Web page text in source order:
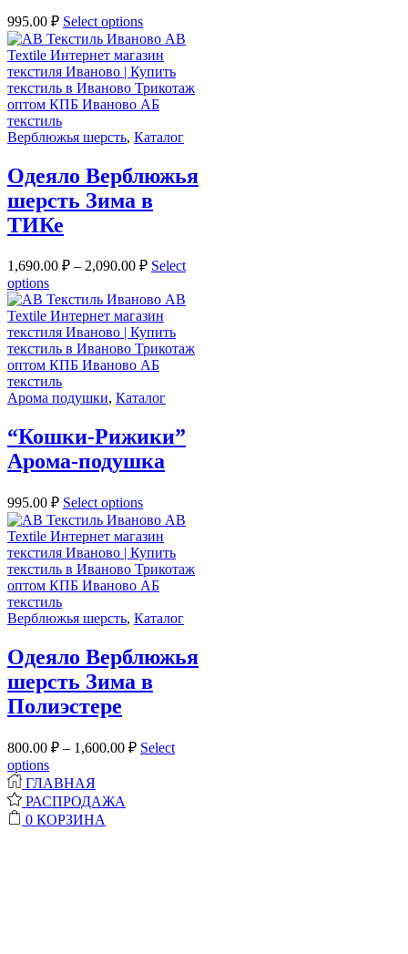
995.00 ₽ Select options
Верблюжья шерсть, Каталог
Одеяло Верблюжья
шерсть Зима в
ТИКе
1,690.00 ₽ – 2,090.00 ₽ Select
options
Арома подушки, Каталог
“Кошки-Рижики”
Арома-подушка
995.00 ₽ Select options
Верблюжья шерсть, Каталог
Одеяло Верблюжья
шерсть Зима в
Полиэстере
800.00 ₽ – 1,600.00 ₽ Select
options
ГЛАВНАЯ
РАСПРОДАЖА
0 КОРЗИНА